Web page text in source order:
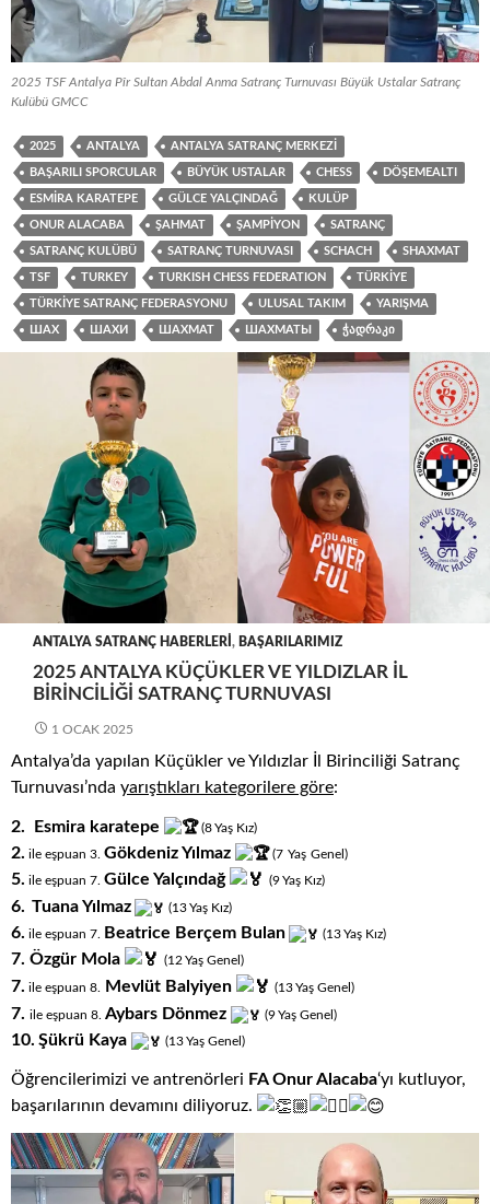
2025 TSF Antalya Pîr Sultan Abdal Anma Satranç Turnuvası Büyük Ustalar Satranç
Kulübü GMCC
2025 ANTALYA ANTALYA SATRANÇ MERKEZI
BAŞARILI SPORCULAR BÜYÜK USTALAR CHESS DÖŞEMEALTI
ESMIRA KARATEPE GÜLCE YALÇINDAĞ KULÜP
ONUR ALACABA ŞAHMAT ŞAMPIYON SATRANÇ
SATRANÇ KULÜBÜ SATRANÇ TURNUVASI SCHACH SHAXMAT
TSF TURKEY TURKISH CHESS FEDERATION TÜRKIYE
TÜRKIYE SATRANÇ FEDERASYONU ULUSAL TAKIM YARIŞMA
ШАХ ШАХИ ШАХМАТ ШАХМАТЫ ᲭᲐᲓᲠᲐᲙᲘ
ANTALYA SATRANÇ HABERLERI , BAŞARILARIMIZ
2025 ANTALYA KÜÇÜKLER VE YILDIZLAR İL
BIRINCILIĞI SATRANÇ TURNUVASI
1 OCAK 2025
Antalya’da yapılan Küçükler ve Yıldızlar İl Birinciliği Satranç
Turnuvası’nda yarıştıkları kategorilere göre:
2. Esmira karatepe (8Yaş Kız)
2. ile eşpuan 3. Gökdeniz Yılmaz (7 Yaş Genel)
5. ile eşpuan 7. Gülce Yalçındağ (9Yaş Kız)
6. Tuana Yılmaz (13Yaş Kız)
6. ile eşpuan 7. Beatrice Berçem Bulan (13Yaş Kız)
7. Özgür Mola (12 Yaş Genel)
7. ile eşpuan 8. Mevlüt Balyiyen (13Yaş Genel)
7. ile eşpuan 8. Aybars Dönmez (9Yaş Genel)
10. Şükrü Kaya (13Yaş Genel)
Öğrencilerimizi ve antrenörleri FA Onur Alacaba‘yı kutluyor,
başarılarının devamını diliyoruz.